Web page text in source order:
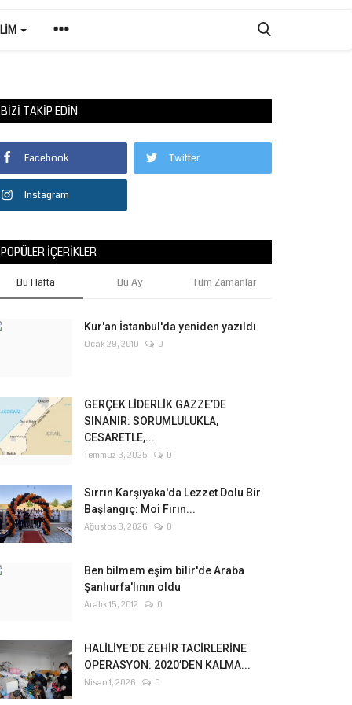
BIZI TAKIP EDIN
Facebook Twitter
Instagram
POPÜLER İÇERIKLER
Bu Hafta Bu Ay Tüm Zamanlar
Kur'an İstanbul'da yeniden yazıldı
Ocak 29, 2010 0
GERÇEK LİDERLİK GAZZE’DE
SINANIR: SORUMLULUKLA,
CESARETLE,...
Temmuz 3, 2025 0
Sırrın Karşıyaka'da Lezzet Dolu Bir
Başlangıç: Moi Fırın...
Ağustos 3, 2026 0
Ben bilmem eşim bilir'de Araba
Şanlıurfa'lının oldu
Aralık 15, 2012 0
HALİLİYE'DE ZEHİR TACİRLERİNE
OPERASYON: 2020’DEN KALMA...
Nisan 1, 2026 0